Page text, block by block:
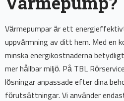
Värmepumpar är ett
uppvärmning av ditt hem. Med en
minska energikostnaderna
mer hållbar miljö. På TBL
lösningar anpassade efter dina
förutsättningar. Vi använder